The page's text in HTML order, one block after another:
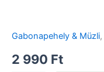
Gabonapehely & Müzli,
2 990 Ft